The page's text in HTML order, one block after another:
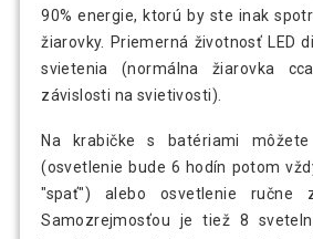
90% energie, ktorú by ste inak
žiarovky. Priemerná životnosť LED
svietenia (normálna žiarovka
závislosti na svietivosti).
Na krabičke s batériami
(osvetlenie bude 6 hodín potom
"spať") alebo osvetlenie ručne
Samozrejmosťou je tiež 8